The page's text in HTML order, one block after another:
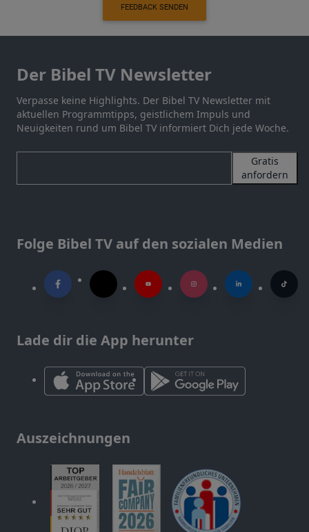
FEEDBACK SENDEN
Der Bibel TV Newsletter
Verpasse keine Highlights. Der Bibel TV Newsletter mit
aktuellen Programmtipps, geistlichem Impuls und
Neuigkeiten rund um Bibel TV informiert Dich jede Woche.
Gratis
anfordern
Folge Bibel TV auf den sozialen Medien
Lade dir die App herunter
Auszeichnungen